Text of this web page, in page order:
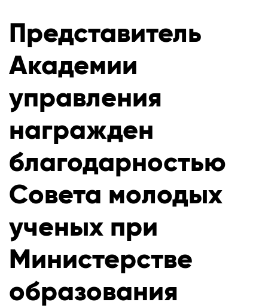
Представитель
Академии
управления
награжден
благодарностью
Совета молодых
ученых при
Министерстве
образования